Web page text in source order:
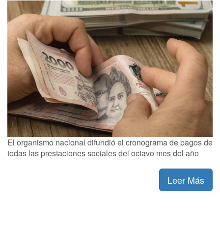
El organismo nacional difundió el cronograma de pagos de
todas las prestaciones sociales del octavo mes del año
Leer Más